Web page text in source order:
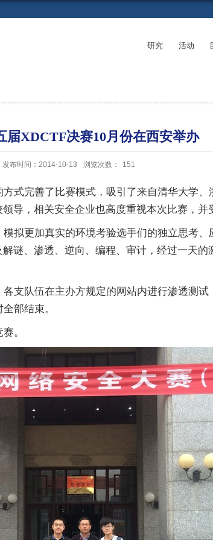
研究 活动
届XDCTF决赛10月份在西安举办
发布时间：2014-10-13 浏览次数： 151
式完善了比赛模式，吸引了来自清华大学、
导，相关安全企业也高度重视本次比赛，并
拟更加真实的环境考验选手们的独立思考、
谜、渗透、逆向、编程、审计，经过一天的
支队伍在主办方规定的网站内进行渗透测
全部结束。
。